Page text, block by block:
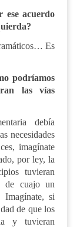
ese acuerdo
Es
podríamos
las vías
debía
necesidades
imagínate
por ley, la
tuvieran
de cuajo un
Imagínate, si
de que los
y tuvieran